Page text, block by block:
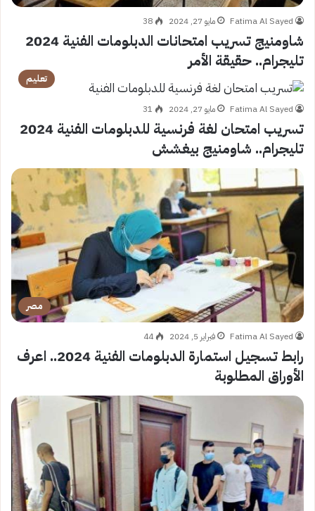
Fatima Al Sayed مايو 27, 2024 38
شاومنيج تسريب امتحانات الدبلومات الفنية 2024
تليجرام.. حقيقة الأمر
تعليم
Fatima Al Sayed مايو 27, 2024 31
تسريب امتحان لغة فرنسية للدبلومات الفنية 2024
تليجرام.. شاومنيج بيغشش
مصر
Fatima Al Sayed فبراير 5, 2024 44
رابط تسجيل استمارة الدبلومات الفنية 2024.. اعرف
الأوراق المطلوبة